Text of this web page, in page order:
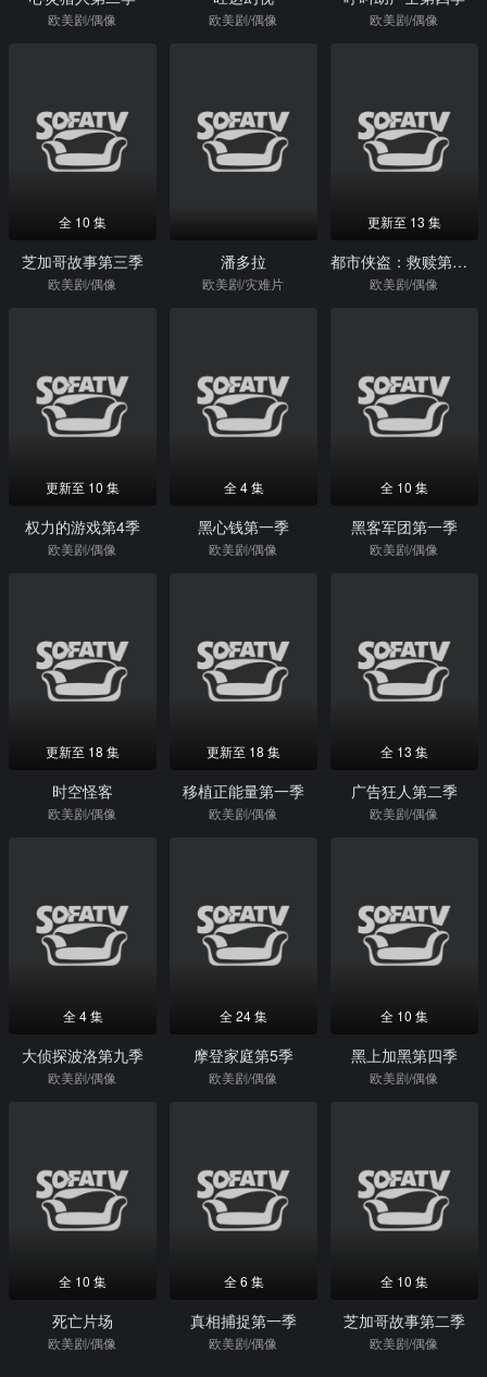
欧美剧/偶像 欧美剧/偶像 欧美剧/偶像
全 10 集
芝加哥故事第三季
欧美剧/偶像
潘多拉
欧美剧/灾难片
更新至 13 集
都市侠盗：救赎第二季
欧美剧/偶像
更新至 10 集
权力的游戏第4季
欧美剧/偶像
全 4 集
黑心钱第一季
欧美剧/偶像
全 10 集
黑客军团第一季
欧美剧/偶像
更新至 18 集
时空怪客
欧美剧/偶像
更新至 18 集
移植正能量第一季
欧美剧/偶像
全 13 集
广告狂人第二季
欧美剧/偶像
全 4 集
大侦探波洛第九季
欧美剧/偶像
全 24 集
摩登家庭第5季
欧美剧/偶像
全 10 集
黑上加黑第四季
欧美剧/偶像
全 10 集
死亡片场
欧美剧/偶像
全 6 集
真相捕捉第一季
欧美剧/偶像
全 10 集
芝加哥故事第二季
欧美剧/偶像